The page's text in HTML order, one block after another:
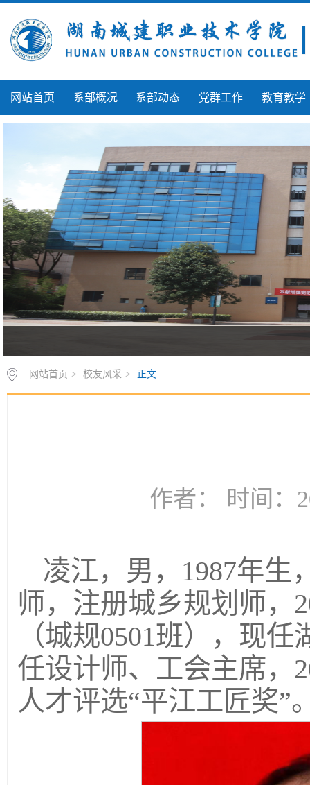
网站首页 系部概况 系部动态 党群工作 教育教学
网站首页 > 校友风采 > 正文
作者： 时间：
凌江，男，1987年生
师，注册城乡规划师，
（城规0501班），现
任设计师、工会主席，
人才评选“平江工匠奖”